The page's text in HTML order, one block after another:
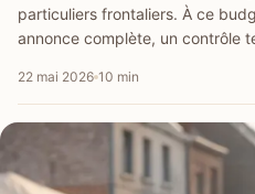
particuliers frontaliers. À ce
annonce complète, un contrôle
22 mai 2026 10 min